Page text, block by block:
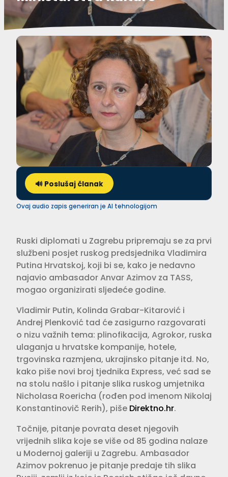
🔊 Poslušaj članak
Ovaj audio zapis generiran je AI tehnologijom
Ruski diplomati u Zagrebu pripremaju se za prvi
službeni posjet ruskog predsjednika Vladimira
Putina Hrvatskoj, koji bi se, kako je nedavno
najavio ambasador Anvar Azimov za TASS,
mogao organizirati sljedeće godine.
Vladimir Putin, Kolinda Grabar-Kitarović i
Andrej Plenković tad će zasigurno razgovarati
o nizu važnih tema: plinofikacija, Agrokor, ruska
ulaganja u hrvatske kompanije, hotele,
trgovinska razmjena, ukrajinsko pitanje itd. No,
kako piše novi broj tjednika Express, već sad se
na stolu našlo i pitanje slika ruskog umjetnika
Nicholasa Roericha (rođen pod imenom Nikolaj
Konstantinovič Rerih), piše Direktno.hr.
Točnije, pitanje povrata deset njegovih
vrijednih slika koje se više od 85 godina nalaze
u Modernoj galeriji u Zagrebu. Ambasador
Azimov pokrenuo je pitanje predaje tih slika